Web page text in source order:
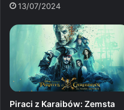
13/07/2024
Piraci z Karaibów: Zemsta